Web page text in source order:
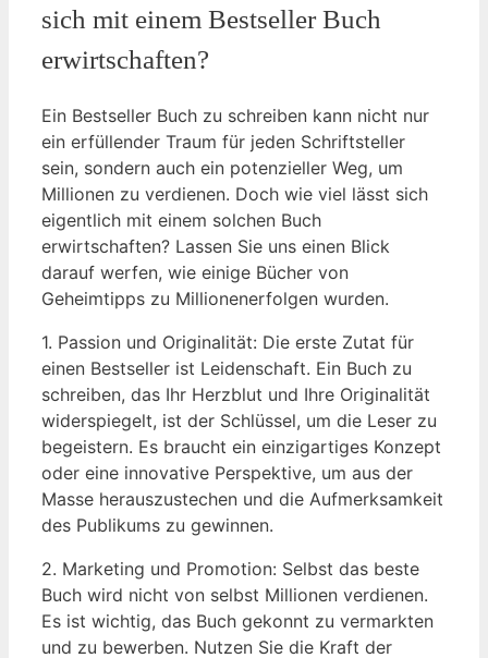
sich mit einem Bestseller Buch
erwirtschaften?
Ein Bestseller Buch zu schreiben kann nicht nur
ein erfüllender Traum für jeden Schriftsteller
sein, sondern auch ein potenzieller Weg, um
Millionen zu verdienen. Doch wie viel lässt sich
eigentlich mit einem solchen Buch
erwirtschaften? Lassen Sie uns einen Blick
darauf werfen, wie einige Bücher von
Geheimtipps zu Millionenerfolgen wurden.
1. Passion und Originalität: Die erste Zutat für
einen Bestseller ist Leidenschaft. Ein Buch zu
schreiben, das Ihr Herzblut und Ihre Originalität
widerspiegelt, ist der Schlüssel, um die Leser zu
begeistern. Es braucht ein einzigartiges Konzept
oder eine innovative Perspektive, um aus der
Masse herauszustechen und die Aufmerksamkeit
des Publikums zu gewinnen.
2. Marketing und Promotion: Selbst das beste
Buch wird nicht von selbst Millionen verdienen.
Es ist wichtig, das Buch gekonnt zu vermarkten
und zu bewerben. Nutzen Sie die Kraft der